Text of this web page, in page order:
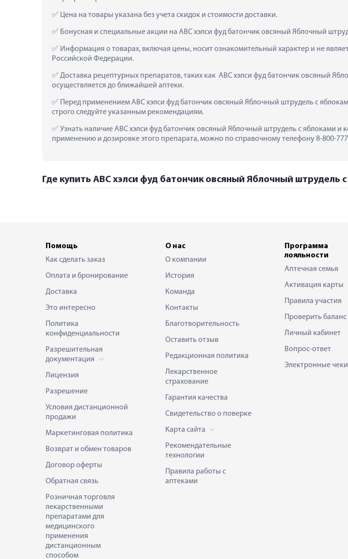
Цена на товары указана без учета скидок и стоимости доставки.
Бонусная и специальные акции на АВС хэлси фуд батончик овсяный Яблочный
Информация о товарах, включая цены, носит ознакомительный характер и не
Российской Федерации.
Доставка рецептурных препаратов, таких как  АВС хэлси фуд батончик овсяный
осуществляется до ближайшей аптеки.
Перед применением АВС хэлси фуд батончик овсяный Яблочный штрудель с
строго следуйте указанным рекомендациям.
Узнать наличие АВС хэлси фуд батончик овсяный Яблочный штрудель с яблоками и
применению и дозировке этого препарата, можно по справочному телефону 8-800-
Где купить АВС хэлси фуд батончик овсяный Яблочный штрудель
Помощь
Как сделать заказ
Оплата и бронирование
Доставка
Это интересно
Политика
конфиденциальности
Разрешительная
документация
Лицензия
Разрешение
Условия дистанционной
продажи
Маркетинговая политика
Возврат и обмен товаров
Договор оферты
Обратная связь
Розничная торговля
лекарственными
препаратами для
медицинского
применения
дистанционным
способом
О нас
О компании
История
Команда
Контакты
Благотворительность
Оставить отзыв
Редакционная политика
Лекарственное
страхование
Гарантия качества
Свидетельство о поверке
Карта сайта
Рекомендательные
технологии
Правила работы с
аптеками
Программа
лояльности
Аптечная семья
Активация карты
Правила участия
Проверить баланс
Личный кабинет
Вопрос-ответ
Электронные чеки